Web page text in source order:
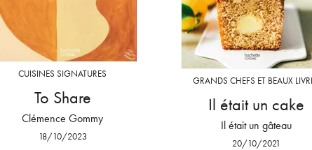
CUISINES SIGNATURES
To Share
Clémence Gommy
18/10/2023
GRANDS CHEFS ET BEAUX
Il était un cake
Il était un gâteau
20/10/2021